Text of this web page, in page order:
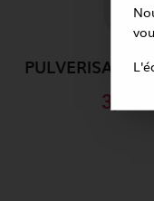
3,14 €